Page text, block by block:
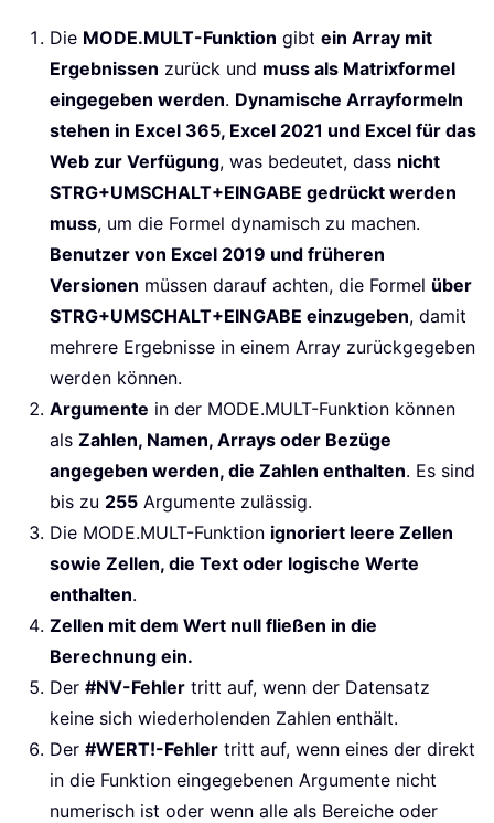
Die MODE.MULT-Funktion gibt ein Array mit
Ergebnissen zurück und muss als Matrixformel
eingegeben werden. Dynamische Arrayformeln
stehen in Excel 365, Excel 2021 und Excel für das
Web zur Verfügung, was bedeutet, dass nicht
STRG+UMSCHALT+EINGABE gedrückt werden
muss, um die Formel dynamisch zu machen.
Benutzer von Excel 2019 und früheren
Versionen müssen darauf achten, die Formel über
STRG+UMSCHALT+EINGABE einzugeben, damit
mehrere Ergebnisse in einem Array zurückgegeben
werden können.
Argumente in der MODE.MULT-Funktion können
als Zahlen, Namen, Arrays oder Bezüge
angegeben werden, die Zahlen enthalten. Es sind
bis zu 255 Argumente zulässig.
Die MODE.MULT-Funktion ignoriert leere Zellen
sowie Zellen, die Text oder logische Werte
enthalten.
Zellen mit dem Wert null fließen in die
Berechnung ein.
Der #NV-Fehler tritt auf, wenn der Datensatz
keine sich wiederholenden Zahlen enthält.
Der #WERT!-Fehler tritt auf, wenn eines der direkt
in die Funktion eingegebenen Argumente nicht
numerisch ist oder wenn alle als Bereiche oder